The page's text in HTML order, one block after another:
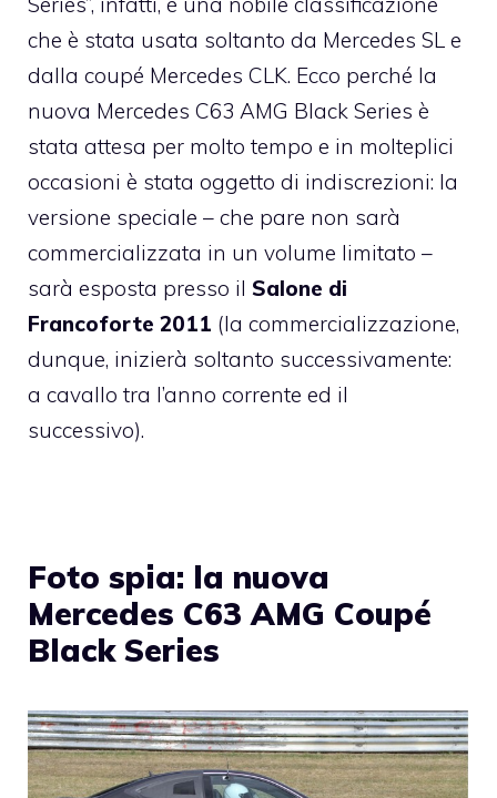
che è stata usata soltanto da Mercedes SL e
dalla coupé Mercedes CLK. Ecco perché la
nuova Mercedes C63 AMG Black Series è
stata attesa per molto tempo e in molteplici
occasioni è stata oggetto di indiscrezioni: la
versione speciale – che pare non sarà
commercializzata in un volume limitato –
sarà esposta presso il Salone di
Francoforte 2011 (la commercializzazione,
dunque, inizierà soltanto successivamente:
a cavallo tra l’anno corrente ed il
successivo).
Foto spia: la nuova
Mercedes C63 AMG Coupé
Black Series